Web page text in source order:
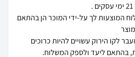
.
המוצעות לך על-ידי המוכר הן בהתאם
לקו הירוק עשויים להיות כרוכים
בהתאם ליעד ולספק המשלוח.